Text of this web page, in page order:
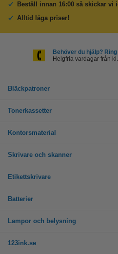
Beställ innan 16:00 så skickar vi
Alltid låga priser!
Behöver du hjälp?
Helgfria vardagar från
Bläckpatroner
Tonerkassetter
Kontorsmaterial
Skrivare och skanner
Etikettskrivare
Batterier
Lampor och belysning
123ink.se